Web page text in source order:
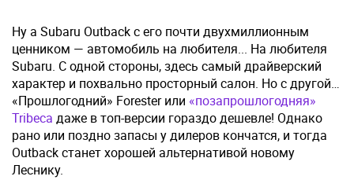
Ну а Subaru Outback с его почти двухмиллионным
ценником — автомобиль на любителя... На любителя
Subaru. С одной стороны, здесь самый драйверский
характер и похвально просторный салон. Но с другой…
«Прошлогодний» Forester или «позапрошлогодняя»
Tribeca даже в топ-версии гораздо дешевле! Однако
рано или поздно запасы у дилеров кончатся, и тогда
Outback станет хорошей альтернативой новому
Леснику.